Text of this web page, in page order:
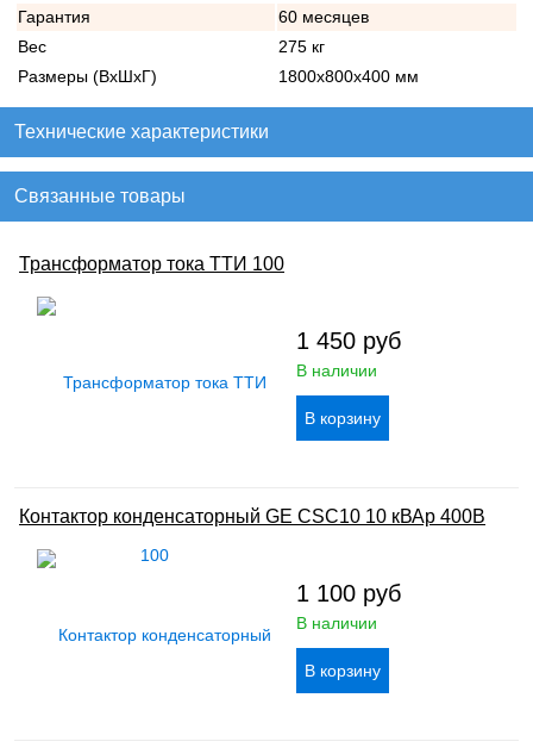
Гарантия
60 месяцев
Вес
275 кг
Размеры (ВхШхГ)
1800х800х400 мм
Технические характеристики
Связанные товары
Трансформатор тока ТТИ 100
1 450 руб
В наличии
Контактор конденсаторный GE CSC10 10 кВАр 400В
1 100 руб
В наличии